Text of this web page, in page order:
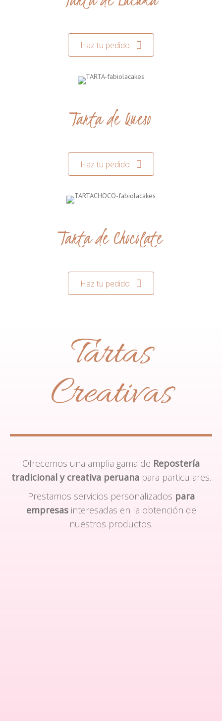
Haz tu pedido
Tarta de Queso
Haz tu pedido
Tarta de Chocolate
Haz tu pedido
Tartas
Creativas
Ofrecemos una amplia gama de Repostería
tradicional y creativa peruanapara particulares.
Prestamos servicios personalizados para
empresasinteresadas en la obtención de
nuestros productos.